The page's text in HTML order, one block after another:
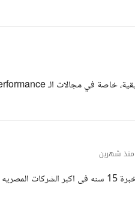
منذ شهرين
السلام عليكم ورحمه الله وبركاته أنا أحمد رمزي،